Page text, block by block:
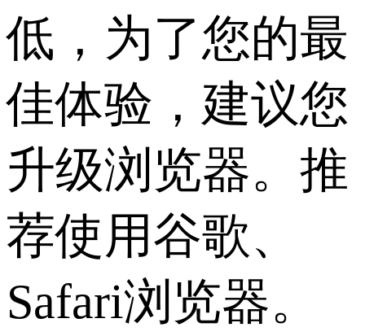
低，为了您的最
佳体验，建议您
升级浏览器。推
荐使用谷歌、
Safari浏览器。